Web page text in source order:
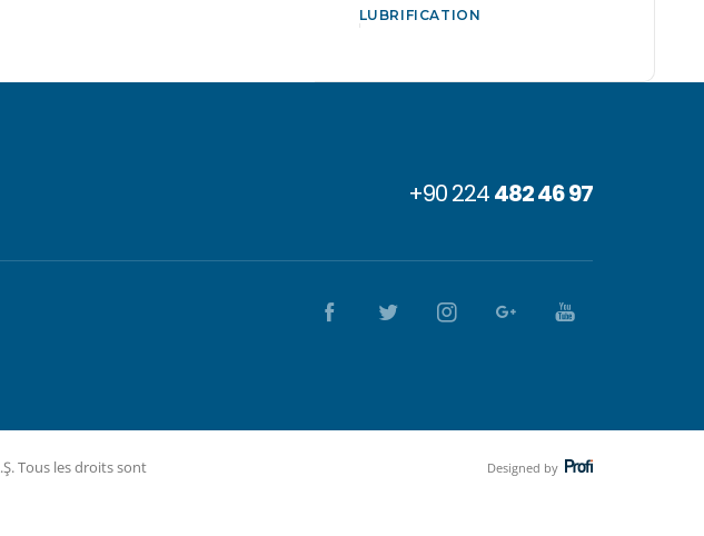
LUBRIFICATION
+90 224482 46 97
Tous les droits sont
Designed by